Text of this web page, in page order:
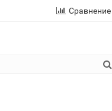
Сравнение